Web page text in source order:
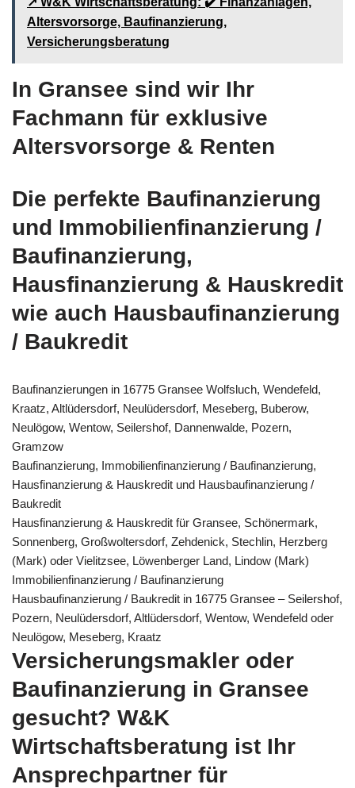
Altersvorsorge, Baufinanzierung,
Versicherungsberatung
In Gransee sind wir Ihr
Fachmann für exklusive
Altersvorsorge & Renten
Die perfekte Baufinanzierung
und Immobilienfinanzierung /
Baufinanzierung,
Hausfinanzierung & Hauskredit
wie auch Hausbaufinanzierung
/ Baukredit
Baufinanzierungen in 16775 Gransee Wolfsluch, Wendefeld,
Kraatz, Altlüdersdorf, Neulüdersdorf, Meseberg, Buberow,
Neulögow, Wentow, Seilershof, Dannenwalde, Pozern,
Gramzow
Baufinanzierung, Immobilienfinanzierung / Baufinanzierung,
Hausfinanzierung & Hauskredit und Hausbaufinanzierung /
Baukredit
Hausfinanzierung & Hauskredit für Gransee, Schönermark,
Sonnenberg, Großwoltersdorf, Zehdenick, Stechlin, Herzberg
(Mark) oder Vielitzsee, Löwenberger Land, Lindow (Mark)
Immobilienfinanzierung / Baufinanzierung
Hausbaufinanzierung / Baukredit in 16775 Gransee – Seilershof,
Pozern, Neulüdersdorf, Altlüdersdorf, Wentow, Wendefeld oder
Neulögow, Meseberg, Kraatz
Versicherungsmakler oder
Baufinanzierung in Gransee
gesucht? W&K
Wirtschaftsberatung ist Ihr
Ansprechpartner für